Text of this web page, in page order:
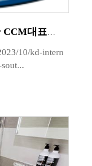
10/kd-intern